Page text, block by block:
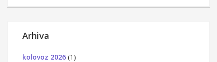
Arhiva
kolovoz 2026 (1)